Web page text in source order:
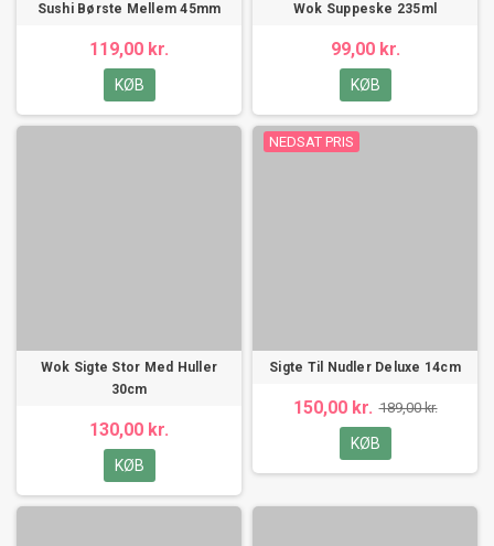
Sushi Børste Mellem 45mm
119,00 kr.
KØB
Wok Suppeske 235ml
99,00 kr.
KØB
Wok Sigte Stor Med Huller
30cm
130,00 kr.
KØB
NEDSAT PRIS
Sigte Til Nudler Deluxe 14cm
150,00 kr. 189,00 kr.
KØB